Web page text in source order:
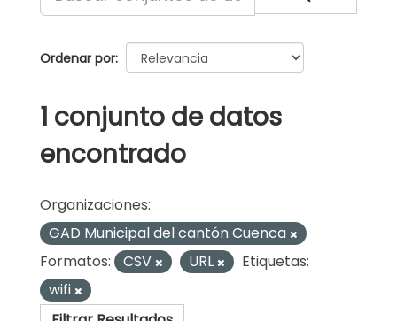
Ordenar por
1 conjunto de datos
encontrado
Organizaciones:
GAD Municipal del cantón Cuenca
Formatos:
CSV URL
Etiquetas:
wifi